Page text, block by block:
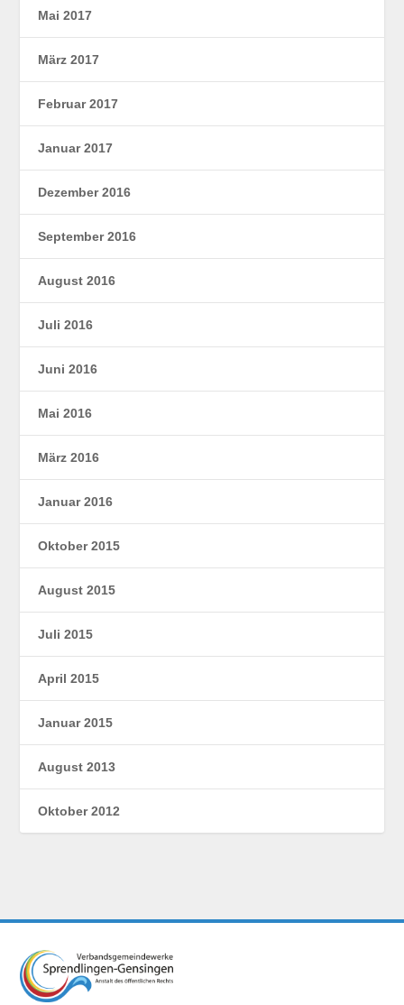
Mai 2017
März 2017
Februar 2017
Januar 2017
Dezember 2016
September 2016
August 2016
Juli 2016
Juni 2016
Mai 2016
März 2016
Januar 2016
Oktober 2015
August 2015
Juli 2015
April 2015
Januar 2015
August 2013
Oktober 2012